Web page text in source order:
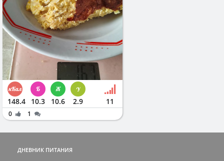
148.4 10.3 10.6 2.9 11
0 1
ДНЕВНИК ПИТАНИЯ